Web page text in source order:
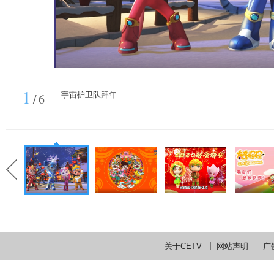
1 /6 宇宙护卫队拜年
关于CETV 网站声明 广